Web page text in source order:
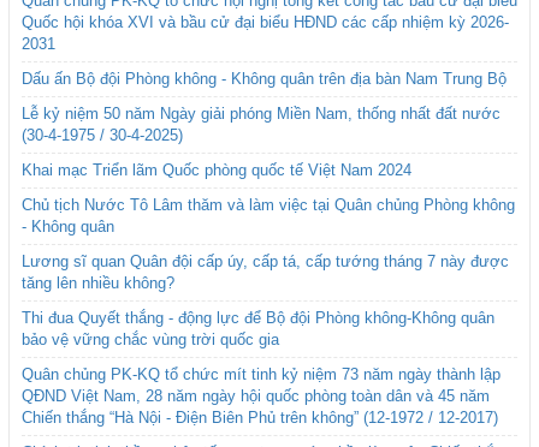
Quốc hội khóa XVI và bầu cử đại biểu HĐND các cấp nhiệm kỳ 2026-
2031
Dấu ấn Bộ đội Phòng không - Không quân trên địa bàn Nam Trung Bộ
Lễ kỷ niệm 50 năm Ngày giải phóng Miền Nam, thống nhất đất nước
(30-4-1975 / 30-4-2025)
Khai mạc Triển lãm Quốc phòng quốc tế Việt Nam 2024
Chủ tịch Nước Tô Lâm thăm và làm việc tại Quân chủng Phòng không
- Không quân
Lương sĩ quan Quân đội cấp úy, cấp tá, cấp tướng tháng 7 này được
tăng lên nhiều không?
Thi đua Quyết thắng - động lực để Bộ đội Phòng không-Không quân
bảo vệ vững chắc vùng trời quốc gia
Quân chủng PK-KQ tổ chức mít tinh kỷ niệm 73 năm ngày thành lập
QĐND Việt Nam, 28 năm ngày hội quốc phòng toàn dân và 45 năm
Chiến thắng “Hà Nội - Điện Biên Phủ trên không” (12-1972 / 12-2017)